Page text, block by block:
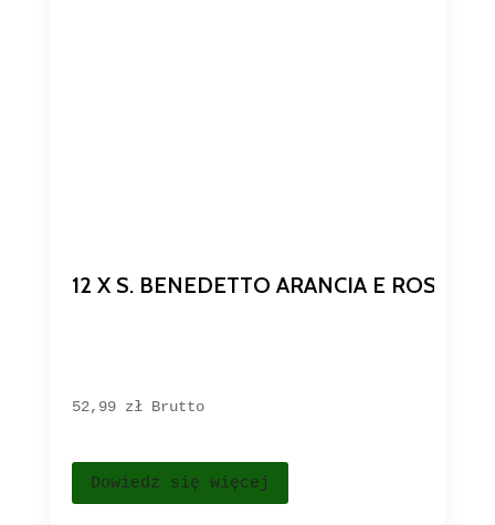
12 X S. BENEDETTO ARANCIA E ROSSA
52,99 zł Brutto
Dowiedz się więcej